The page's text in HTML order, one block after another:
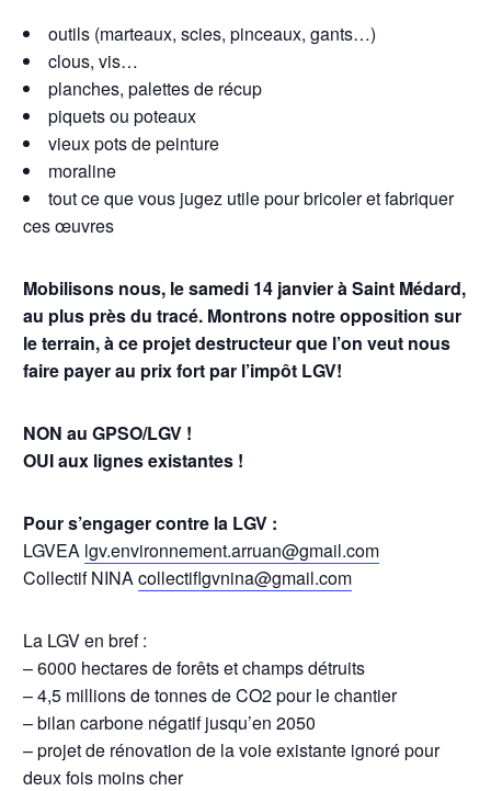
outils (marteaux, scies, pinceaux, gants…)
clous, vis…
planches, palettes de récup
piquets ou poteaux
vieux pots de peinture
moraline
tout ce que vous jugez utile pour bricoler et fabriquer
ces œuvres
Mobilisons nous, le samedi 14 janvier à Saint Médard,
au plus près du tracé. Montrons notre opposition sur
le terrain, à ce projet destructeur que l’on veut nous
faire payer au prix fort par l’impôt LGV!
NON au GPSO/LGV !
OUI aux lignes existantes !
Pour s’engager contre la LGV :
LGVEA lgv.environnement.arruan@gmail.com
Collectif NINA collectiflgvnina@gmail.com
La LGV en bref :
– 6000 hectares de forêts et champs détruits
– 4,5 millions de tonnes de CO2 pour le chantier
– bilan carbone négatif jusqu’en 2050
– projet de rénovation de la voie existante ignoré pour
deux fois moins cher